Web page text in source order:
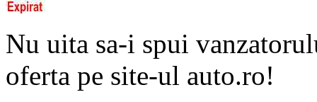
Nu uita sa-i spui
oferta pe site-ul auto.ro!